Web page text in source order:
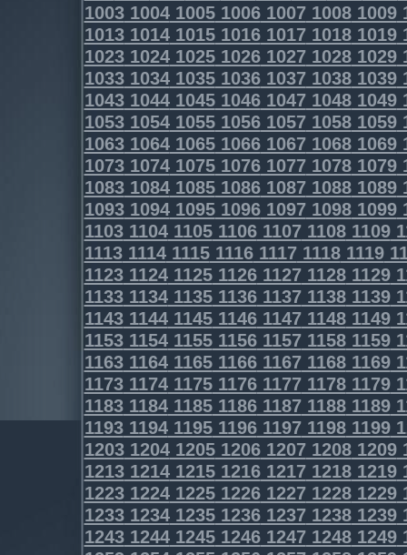
1003100410051006100710081009
1013101410151016101710181019
1023102410251026102710281029
1033103410351036103710381039
1043104410451046104710481049
1053105410551056105710581059
1063106410651066106710681069
1073107410751076107710781079
1083108410851086108710881089
1093109410951096109710981099
1103110411051106110711081109
1113111411151116111711181119
1123112411251126112711281129
1133113411351136113711381139
1143114411451146114711481149
1153115411551156115711581159
1163116411651166116711681169
1173117411751176117711781179
1183118411851186118711881189
1193119411951196119711981199
1203120412051206120712081209
1213121412151216121712181219
1223122412251226122712281229
1233123412351236123712381239
1243124412451246124712481249